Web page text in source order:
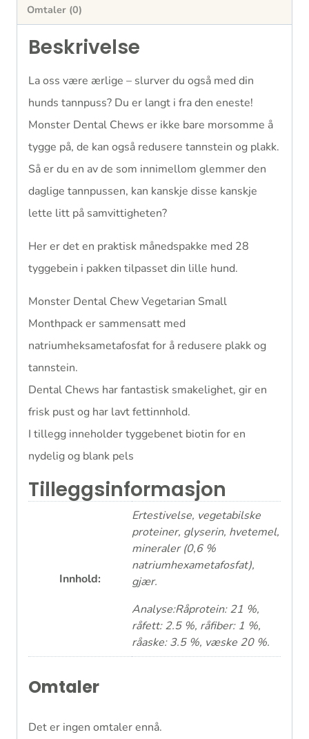
Omtaler (0)
Beskrivelse
La oss være ærlige – slurver du også med din
hunds tannpuss? Du er langt i fra den eneste!
Monster Dental Chews er ikke bare morsomme å
tygge på, de kan også redusere tannstein og plakk.
Så er du en av de som innimellom glemmer den
daglige tannpussen, kan kanskje disse kanskje
lette litt på samvittigheten?
Her er det en praktisk månedspakke med 28
tyggebein i pakken tilpasset din lille hund.
Monster Dental Chew Vegetarian Small
Monthpack er sammensatt med
natriumheksametafosfat for å redusere plakk og
tannstein.
Dental Chews har fantastisk smakelighet, gir en
frisk pust og har lavt fettinnhold.
I tillegg inneholder tyggebenet biotin for en
nydelig og blank pels
Tilleggsinformasjon
Innhold:
Ertestivelse, vegetabilske
proteiner, glyserin, hvetemel,
mineraler (0,6 %
natriumhexametafosfat),
gjær.
Analyse:Råprotein: 21 %,
råfett: 2.5 %, råfiber: 1 %,
råaske: 3.5 %, væske 20 %.
Omtaler
Det er ingen omtaler ennå.